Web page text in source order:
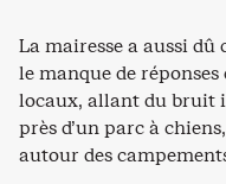
La mairesse a aussi dû
le manque de
locaux, allant du bruit
près d’un parc à
autour des